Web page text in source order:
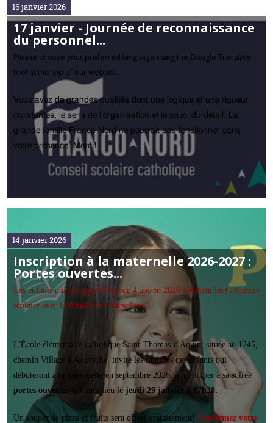
17 janvier - Journée de reconnaissance
du personnel...
16 janvier 2026
Please choose your preferred language using the Google Translate
tool at the top of our website.
Vous avez de grandes qualités dont une logique et une rigueur
constantes, le sens de l'organisation et le souci du détail. La
grande famille Franco-Nord ne pourrait pas fonctionner sans
votre présence. Merci!
Inscription à la maternelle 2026-2027 :
Portes ouvertes...
14 janvier 2026
Les enfants qui atteignent l'âge de 4 ans en 2026 débutent leur aventure
scolaire avec la famille des Chevaliers!
L'École élémentaire catholique Saint-Thomas-d'Aquin, située au 1245,
chemin Village à Astorville, invite les familles des enfants qui
débuteront à la maternelle en septembre 2026, à participer à sa soirée
portes ouvertes
qui aura lieu le jeudi 29 janvier à 17h30.
Un souper de pizza et fruits sera offert gratuitement! Confirmez votre